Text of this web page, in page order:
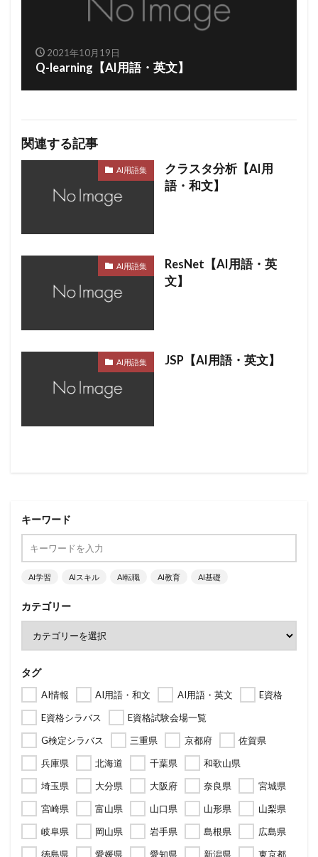
2021年10月19日
Q-learning【AI用語・英文】
関連する記事
AI用語集
クラスタ分析【AI用
語・和文】
AI用語集
ResNet【AI用語・英
文】
AI用語集 JSP【AI用語・英文】
キーワード
AI学習 AIスキル AI転職 AI教育 AI基礎
カテゴリー
タグ
AI情報 AI用語・和文 AI用語・英文
E資格
E資格シラバス
E資格試験会場一覧
G検定シラバス
三重県 京都府
佐賀県
兵庫県
北海道 千葉県
和歌山県
埼玉県
大分県 大阪府 奈良県
宮城県
宮崎県
富山県 山口県 山形県
山梨県
岐阜県
岡山県 岩手県 島根県
広島県
徳島県
愛媛県 愛知県 新潟県 東京都